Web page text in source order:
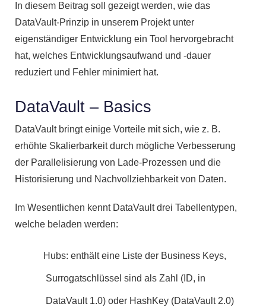
In diesem Beitrag soll gezeigt werden, wie das
DataVault-Prinzip in unserem Projekt unter
eigenständiger Entwicklung ein Tool hervorgebracht
hat, welches Entwicklungsaufwand und -dauer
reduziert und Fehler minimiert hat.
DataVault – Basics
DataVault bringt einige Vorteile mit sich, wie z. B.
erhöhte Skalierbarkeit durch mögliche Verbesserung
der Parallelisierung von Lade-Prozessen und die
Historisierung und Nachvollziehbarkeit von Daten.
Im Wesentlichen kennt DataVault drei Tabellentypen,
welche beladen werden:
Hubs: enthält eine Liste der Business Keys,
Surrogatschlüssel sind als Zahl (ID, in
DataVault 1.0) oder HashKey (DataVault 2.0)